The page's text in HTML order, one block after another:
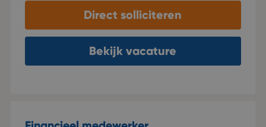
hier alles voor, van ontwerp tot marketing en
distributie. Elk blad beschikt over een eigen
website en social media kanalen. Naast het
uitgeven van tijdschriften, ondersteunen ze ook
Direct solliciteren
Bekijk vacature